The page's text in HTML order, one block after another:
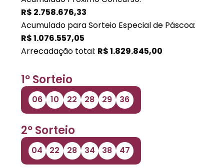
R$ 2.758.676,33
Acumulado para Sorteio Especial de Páscoa:
R$1.076.557,05
Arrecadação total: R$1.829.845,00
1º Sorteio
06 10 22 28 29 36
2º Sorteio
04 22 28 34 38 47